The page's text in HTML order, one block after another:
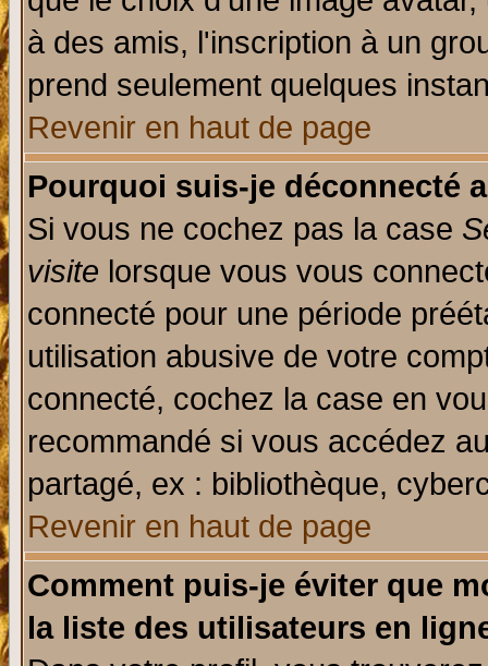
à des amis, l'inscription à un
prend seulement quelques
Revenir en haut de page
Pourquoi suis-je déconnecté
Si vous ne cochez pas la case
visite lorsque vous vous
connecté pour une période
utilisation abusive de votre
connecté, cochez la case en
recommandé si vous accédez
partagé, ex : bibliothèque,
Revenir en haut de page
Comment puis-je éviter que
la liste des utilisateurs en